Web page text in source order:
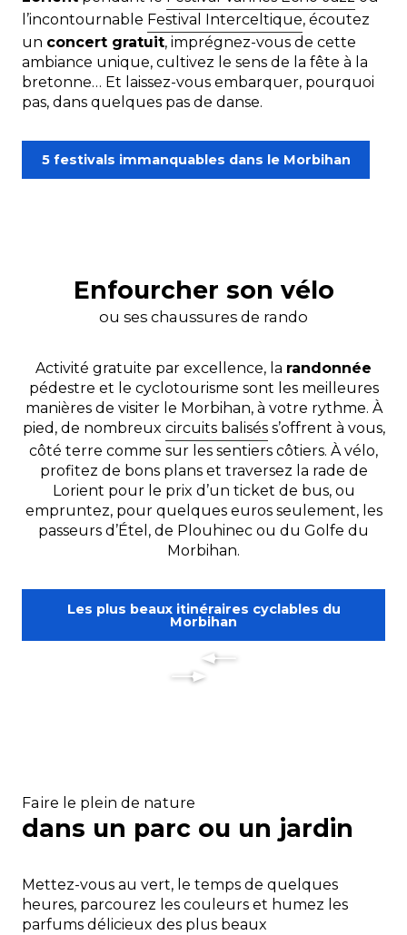
l’incontournable Festival Interceltique, écoutez
un concert gratuit, imprégnez-vous de cette
ambiance unique, cultivez le sens de la fête à la
bretonne… Et laissez-vous embarquer, pourquoi
pas, dans quelques pas de danse.
5 festivals immanquables dans le Morbihan
Enfourcher son vélo
ou ses chaussures de rando
Activité gratuite par excellence, la randonnée
pédestre et le cyclotourisme sont les meilleures
manières de visiter le Morbihan, à votre rythme. À
pied, de nombreux circuits baliséss’offrent à vous,
côté terre comme sur les sentiers côtiers. À vélo,
profitez de bons plans et traversez la rade de
Lorient pour le prix d’un ticket de bus, ou
empruntez, pour quelques euros seulement, les
passeurs d’Étel, de Plouhinec ou du Golfe du
Morbihan.
Les plus beaux itinéraires cyclables du
Morbihan
Faire le plein de nature
dans un parc ou un jardin
Mettez-vous au vert, le temps de quelques
heures, parcourez les couleurs et humez les
parfums délicieux des plus beaux